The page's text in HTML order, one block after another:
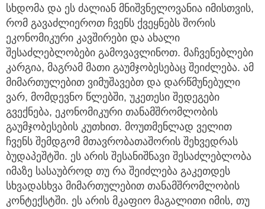
სხდომა და ეს ძალიან მნიშვნელოვანია იმისთვის,
რომ გავაძლიეროთ ჩვენს ქვეყნებს შორის
ეკონომიკური კავშირები და ახალი
შესაძლებლობები გამოვავლინოთ. მაჩვენებლები
კარგია, მაგრამ მათი გაუმჯობესებაც შეიძლება. ამ
მიმართულებით ვიმუშავებთ და დარწმუნებული
ვარ, მომდევნო წლებში, უკეთესი შედეგები
გვექნება, ეკონომიკური თანამშრომლობის
გაუმჯობესების კუთხით. მოუთმენლად ველით
ჩვენს შემდგომ მთავრობათაშორის შეხვედრას
ბუდაპეშტში. ეს არის შესანიშნავი შესაძლებლობა
იმაზე სასაუბროდ თუ რა შეიძლება გაკეთდეს
სხვადასხვა მიმართულებით თანამშრომლობის
კონტექსტში. ეს არის მკაფიო მაგალითი იმის, თუ